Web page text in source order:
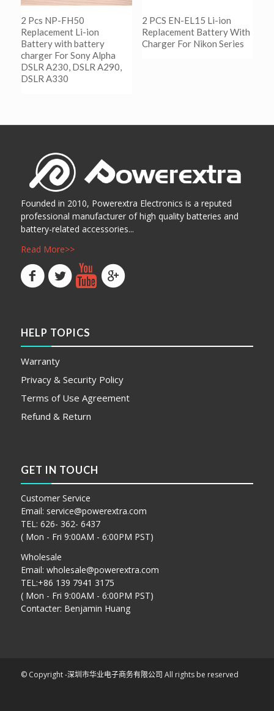
2 Pcs NP-FH50
Replacement Li-ion
Battery with battery
charger For Sony Alpha
DSLR A230, DSLR A290,
DSLR A330
2 PCS EN-EL15 Li-ion
Replacement Battery With
Charger For Nikon Series
Founded in 2010, Powerextra Electronics is a reputed
professional manufacturer of high quality batteries and
battery-related accessories...
Read More>>
HELP TOPICS
Warranty
Privacy & Security Policy
Terms of Use Agreement
Refund & Return
GET IN TOUCH
Customer Service
Email: service@powerextra.com
TEL: 626- 362- 6437
( Mon - Fri 9:00AM - 6:00PM PST)
Wholesale
Email: wholesale@powerextra.com
TEL:+86 139 7941 3175
( Mon - Fri 9:00AM - 6:00PM PST)
Contacter: Benjamin Huang
© Copyright -深圳市华业电子商务有限公司 All rights be reserved